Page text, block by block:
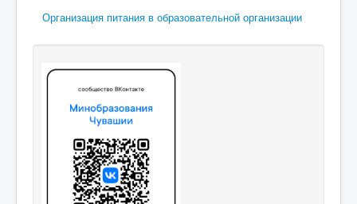
Организация питания в образовательной организации